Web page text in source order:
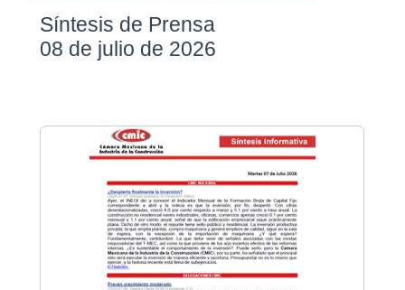
Síntesis de Prensa
08 de julio de 2026